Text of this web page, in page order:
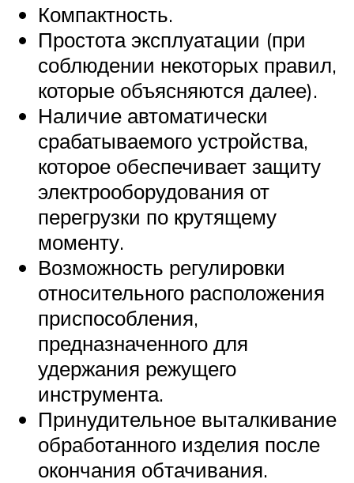
Компактность.
Простота эксплуатации (при
соблюдении некоторых правил,
которые объясняются далее).
Наличие автоматически
срабатываемого устройства,
которое обеспечивает защиту
электрооборудования от
перегрузки по крутящему
моменту.
Возможность регулировки
относительного расположения
приспособления,
предназначенного для
удержания режущего
инструмента.
Принудительное выталкивание
обработанного изделия после
окончания обтачивания.